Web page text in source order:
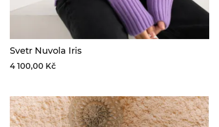
Svetr Nuvola Iris
4 100,00 Kč